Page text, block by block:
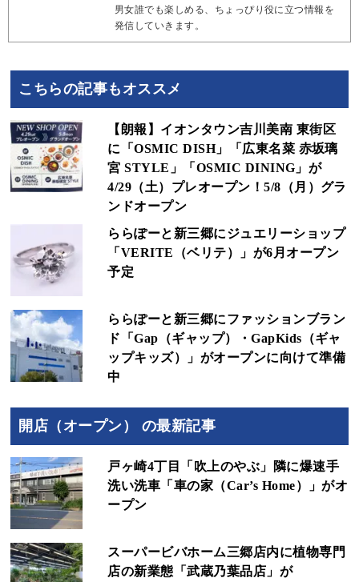
男女誰でも楽しめる、ちょっぴり役に立つ情報を
発信していきます。
こちらの記事もオススメ
【朗報】イオンタウン吉川美南 東街区
に「OSMIC DISH」「広東名菜 赤坂璃
宮 STYLE」「OSMIC DINING」が
4/29（土）プレオープン！5/8（月）グラ
ンドオープン
ららぽーと新三郷にジュエリーショップ
「VERITE（ベリテ）」が6月オープン
予定
ららぽーと新三郷にファッションブラン
ド「​Gap（ギャップ）・GapKids（ギャ
ップキッズ）」がオープンに向けて準備
中
開店（オープン） の最新記事
戸ヶ崎4丁目「吹上のやぶ」隣に爆速手
洗い洗車「車の家（Car’s Home）」がオ
ープン
スーパービバホーム三郷店内に植物専門
店の新業態「武蔵乃葉品店」が